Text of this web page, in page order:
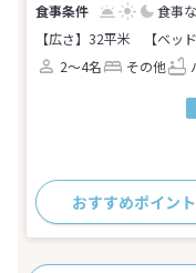
食事
【広さ】32平米
【ベッ
2～4名
その他
おすすめポイント